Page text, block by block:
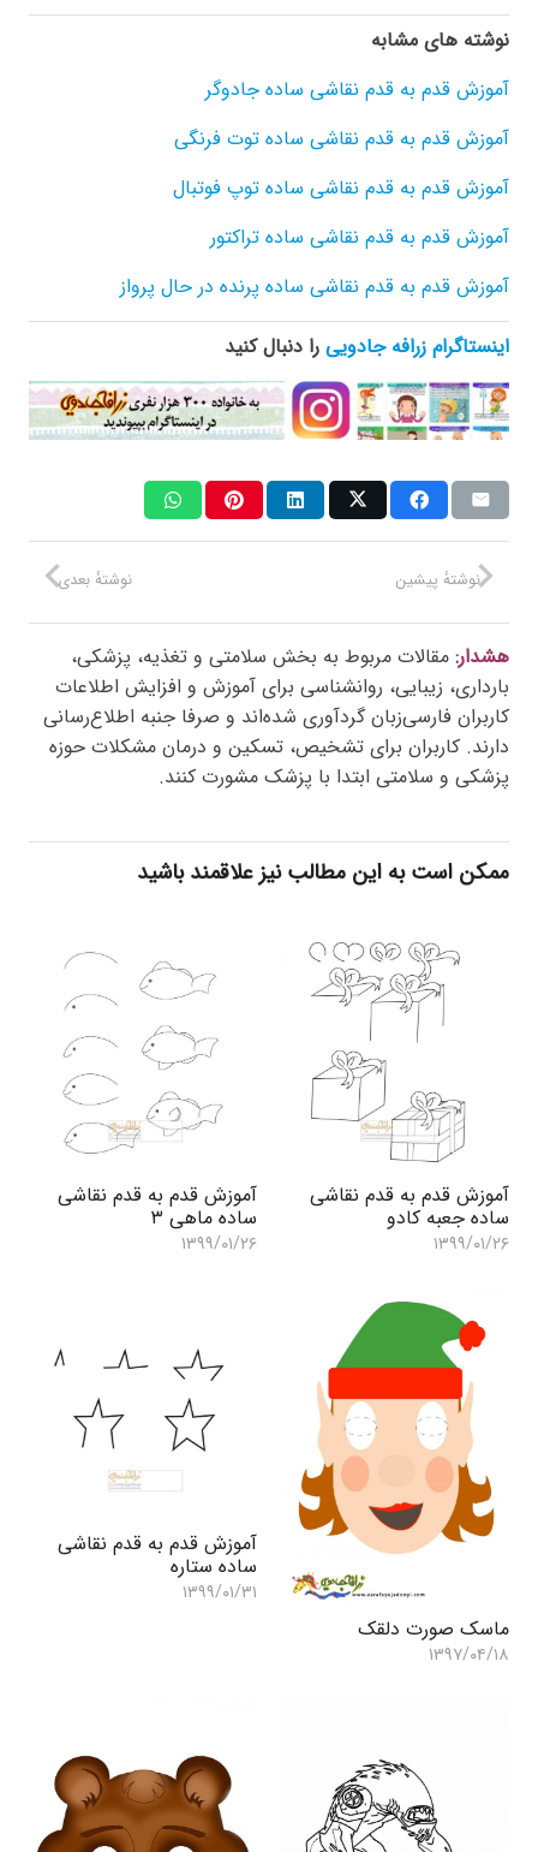
نوشته های مشابه
آموزش قدم به قدم نقاشی ساده جادوگر
آموزش قدم به قدم نقاشی ساده توت فرنگی
آموزش قدم به قدم نقاشی ساده توپ فوتبال
آموزش قدم به قدم نقاشی ساده تراکتور
آموزش قدم به قدم نقاشی ساده پرنده در حال پرواز
اینستاگرام زرافه جادویی را دنبال کنید
نوشتهٔ بعدی نوشتهٔ پیشین
هشدار: مقالات مربوط به بخش سلامتی و تغذیه، پزشکی،
بارداری، زیبایی، روانشناسی برای آموزش و افزایش اطلاعات
کاربران فارسی‌زبان گردآوری شده‌اند و صرفا جنبه اطلاع‌رسانی
دارند. کاربران برای تشخیص، تسکین و درمان مشکلات حوزه
پزشکی و سلامتی ابتدا با پزشک مشورت کنند.
ممکن است به این مطالب نیز علاقمند باشید
آموزش قدم به قدم نقاشی
ساده جعبه کادو
۱۳۹۹/۰۱/۲۶
آموزش قدم به قدم نقاشی
ساده ماهی ۳
۱۳۹۹/۰۱/۲۶
ماسک صورت دلقک
۱۳۹۷/۰۴/۱۸
آموزش قدم به قدم نقاشی
ساده ستاره
۱۳۹۹/۰۱/۳۱